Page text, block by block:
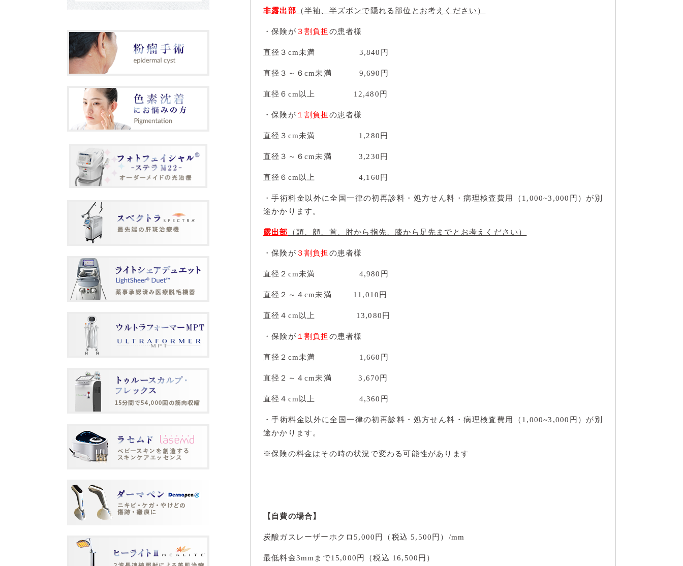
非露出部 （半袖、半ズボンで隠れる部位とお考えください）
・保険が ３割負担 の患者様
直径３cm未満 3,840円
直径３～６cm未満 9,690円
直径６cm以上 12,480円
・保険が １割負担 の患者様
直径３cm未満 1,280円
直径３～６cm未満 3,230円
直径６cm以上 4,160円
・手術料金以外に全国一律の初再診料・処方せん料・病理検査費用（1,000~3,000円）が別
途かかります。
露出部 （頭、顔、首、肘から指先、膝から足先までとお考えください）
・保険が ３割負担 の患者様
直径２cm未満 4,980円
直径２～４cm未満 11,010円
直径４cm以上 13,080円
・保険が １割負担 の患者様
直径２cm未満 1,660円
直径２～４cm未満 3,670円
直径４cm以上 4,360円
・手術料金以外に全国一律の初再診料・処方せん料・病理検査費用（1,000~3,000円）が別
途かかります。
※保険の料金はその時の状況で変わる可能性があります
【自費の場合】
炭酸ガスレーザーホクロ5,000円（税込 5,500円）/mm
最低料金3mmまで15,000円（税込 16,500円）